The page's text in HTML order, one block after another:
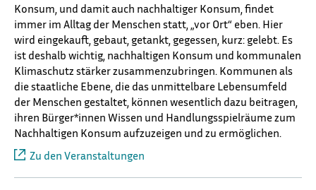
Konsum, und damit auch nachhaltiger Konsum, findet
immer im Alltag der Menschen statt, „vor Ort“ eben. Hier
wird eingekauft, gebaut, getankt, gegessen, kurz: gelebt. Es
ist deshalb wichtig, nachhaltigen Konsum und kommunalen
Klimaschutz stärker zusammenzubringen. Kommunen als
die staatliche Ebene, die das unmittelbare Lebensumfeld
der Menschen gestaltet, können wesentlich dazu beitragen,
ihren Bürger*innen Wissen und Handlungsspielräume zum
Nachhaltigen Konsum aufzuzeigen und zu ermöglichen.
Zu den Veranstaltungen